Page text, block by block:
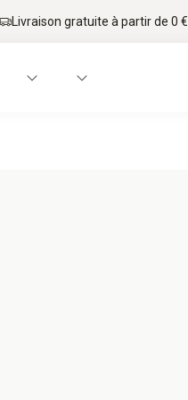
Livraison gratuite à partir de 0 €